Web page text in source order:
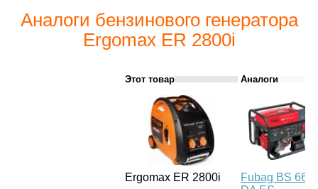
Аналоги бензинового генератора
Ergomax ER 2800i
Этот товар Аналоги
Ergomax ER 2800i
Fubag BS